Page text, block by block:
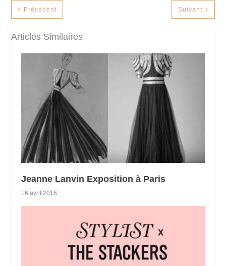
Précédent Suivant
Articles Similaires
Jeanne Lanvin Exposition à Paris
16 avril 2016